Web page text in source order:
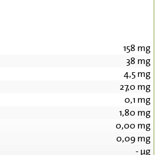
158 mg
38 mg
4,5mg
27,0 mg
0,1 mg
1,80 mg
0,00 mg
0,09mg
-µg